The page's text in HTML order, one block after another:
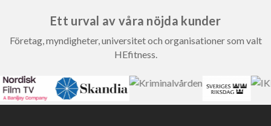
Ett urval av våra nöjda kunder
Företag, myndigheter, universitet och organisationer som valt
HEfitness.